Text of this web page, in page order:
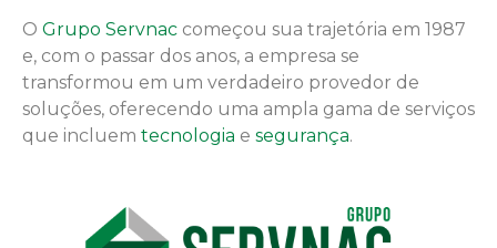
O Grupo Servnac começou sua trajetória em 1987
e, com o passar dos anos, a empresa se
transformou em um verdadeiro provedor de
soluções, oferecendo uma ampla gama de serviços
que incluem tecnologia e segurança.